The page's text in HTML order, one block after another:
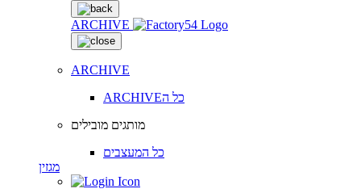
ARCHIVE
ARCHIVE
ARCHIVEכל ה
מותגים מובילים
כל המעצבים
מגזין